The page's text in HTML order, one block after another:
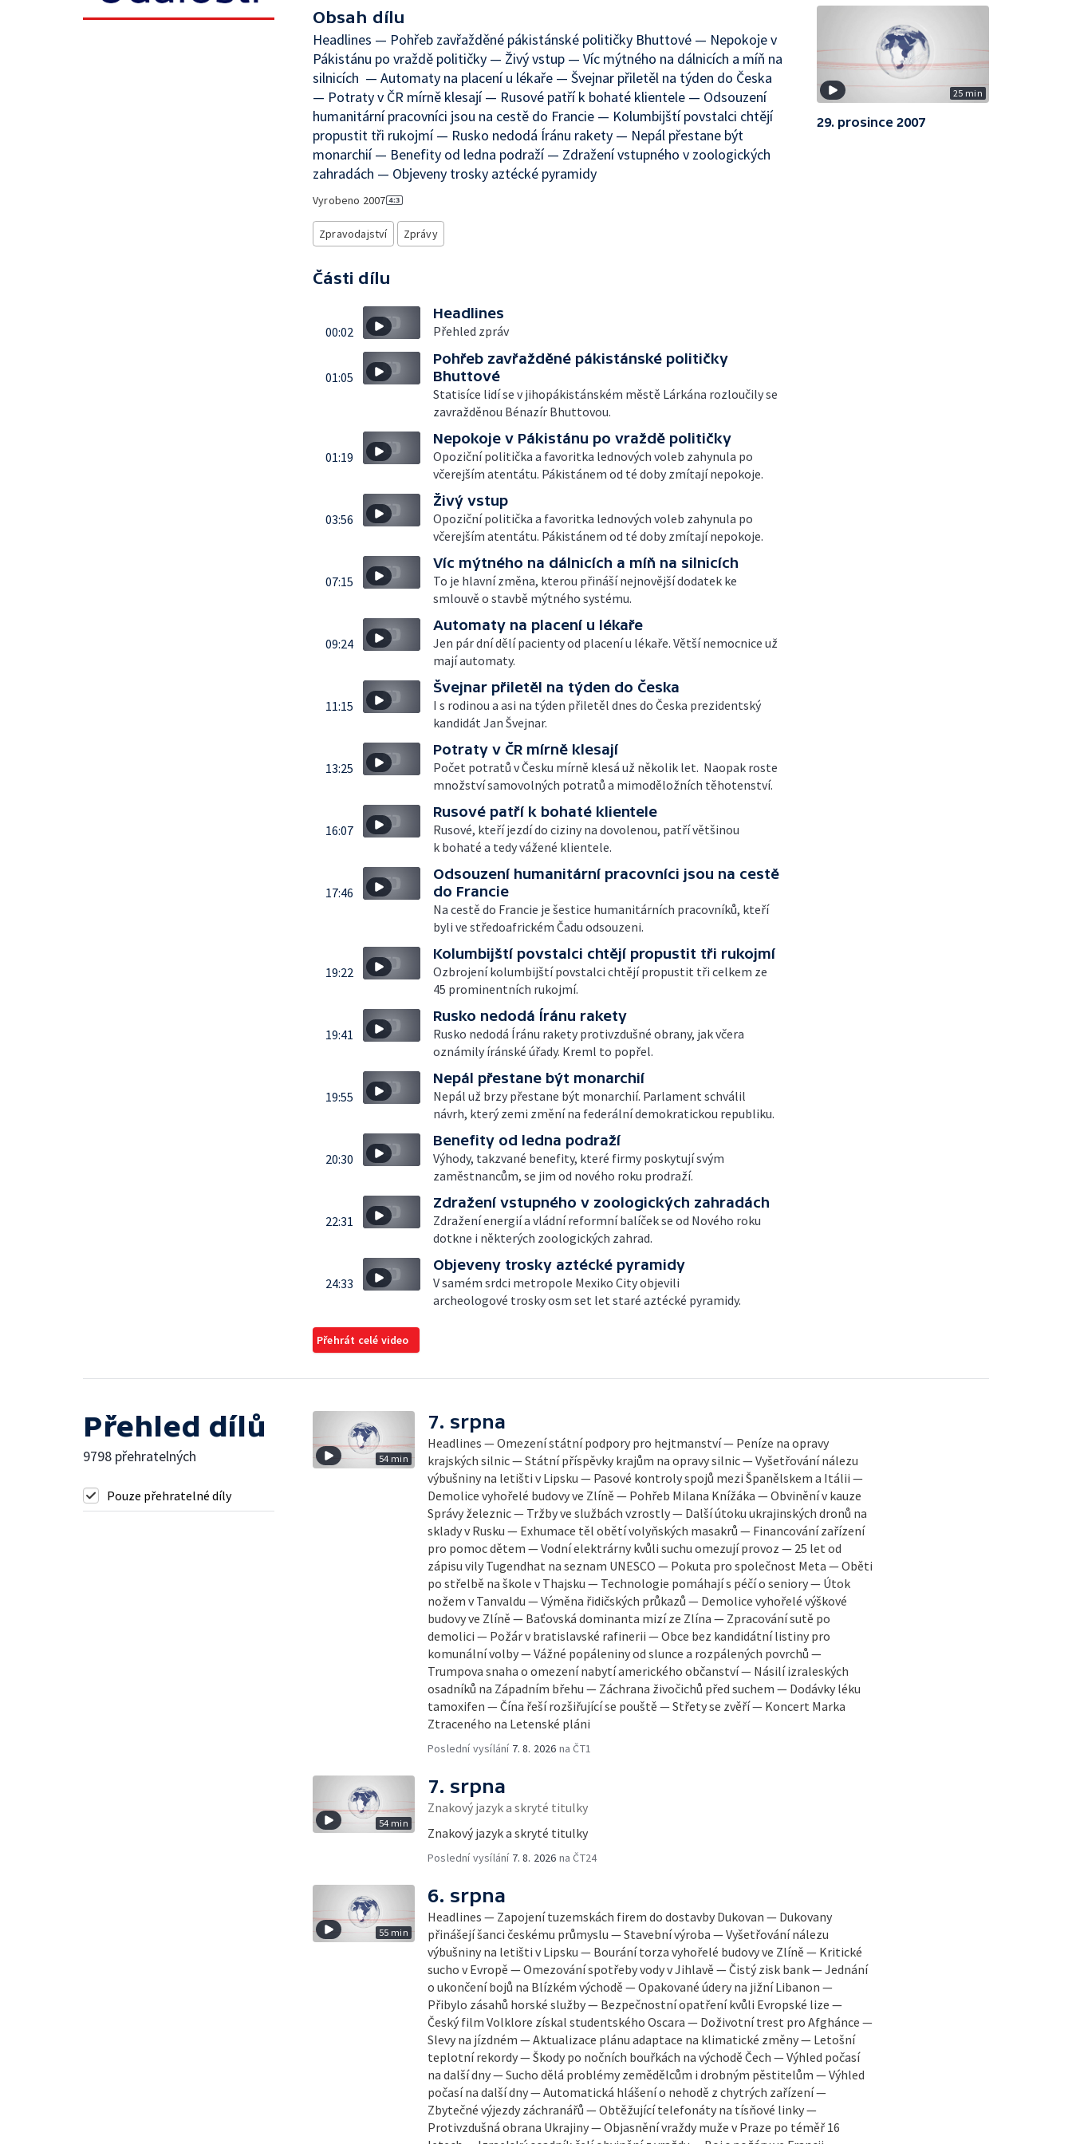
Obsah dílu
Headlines — Pohřeb zavřažděné pákistánské političky Bhuttové — Nepokoje v
Pákistánu po vraždě političky — Živý vstup — Víc mýtného na dálnicích a míň na
silnicích — Automaty na placení u lékaře — Švejnar přiletěl na týden do Česka
— Potraty v ČR mírně klesají — Rusové patří k bohaté klientele — Odsouzení
humanitární pracovníci jsou na cestě do Francie — Kolumbijští povstalci chtějí
propustit tři rukojmí — Rusko nedodá Íránu rakety — Nepál přestane být
monarchií — Benefity od ledna podraží — Zdražení vstupného v zoologických
zahradách — Objeveny trosky aztécké pyramidy
Vyrobeno 2007
Zpravodajství Zprávy
Části dílu
00:02
Headlines
Přehled zpráv
01:05
Pohřeb zavřažděné pákistánské političky
Bhuttové
Statisíce lidí se v jihopákistánském městě Lárkána rozloučily se
zavražděnou Bénazír Bhuttovou.
01:19
Nepokoje v Pákistánu po vraždě političky
Opoziční politička a favoritka lednových voleb zahynula po
včerejším atentátu. Pákistánem od té doby zmítají nepokoje.
03:56
Živý vstup
Opoziční politička a favoritka lednových voleb zahynula po
včerejším atentátu. Pákistánem od té doby zmítají nepokoje.
07:15
Víc mýtného na dálnicích a míň na silnicích
To je hlavní změna, kterou přináší nejnovější dodatek ke
smlouvě o stavbě mýtného systému.
09:24
Automaty na placení u lékaře
Jen pár dní dělí pacienty od placení u lékaře. Větší nemocnice už
mají automaty.
11:15
Švejnar přiletěl na týden do Česka
I s rodinou a asi na týden přiletěl dnes do Česka prezidentský
kandidát Jan Švejnar.
13:25
Potraty v ČR mírně klesají
Počet potratů v Česku mírně klesá už několik let. Naopak roste
množství samovolných potratů a mimoděložních těhotenství.
16:07
Rusové patří k bohaté klientele
Rusové, kteří jezdí do ciziny na dovolenou, patří většinou
k bohaté a tedy vážené klientele.
17:46
Odsouzení humanitární pracovníci jsou na cestě
do Francie
Na cestě do Francie je šestice humanitárních pracovníků, kteří
byli ve středoafrickém Čadu odsouzeni.
19:22
Kolumbijští povstalci chtějí propustit tři rukojmí
Ozbrojení kolumbijští povstalci chtějí propustit tři celkem ze
45 prominentních rukojmí.
19:41
Rusko nedodá Íránu rakety
Rusko nedodá Íránu rakety protivzdušné obrany, jak včera
oznámily íránské úřady. Kreml to popřel.
19:55
Nepál přestane být monarchií
Nepál už brzy přestane být monarchií. Parlament schválil
návrh, který zemi změní na federální demokratickou republiku.
20:30
Benefity od ledna podraží
Výhody, takzvané benefity, které firmy poskytují svým
zaměstnancům, se jim od nového roku prodraží.
22:31
Zdražení vstupného v zoologických zahradách
Zdražení energií a vládní reformní balíček se od Nového roku
dotkne i některých zoologických zahrad.
24:33
Objeveny trosky aztécké pyramidy
V samém srdci metropole Mexiko City objevili
archeologové trosky osm set let staré aztécké pyramidy.
Přehrát celé video
25 min
29. prosince 2007
Přehled dílů
9798 přehratelných
Pouze přehratelné díly
54 min
7. srpna
Headlines — Omezení státní podpory pro hejtmanství — Peníze na opravy
krajských silnic — Státní příspěvky krajům na opravy silnic — Vyšetřování nálezu
výbušniny na letišti v Lipsku — Pasové kontroly spojů mezi Španělskem a Itálii —
Demolice vyhořelé budovy ve Zlíně — Pohřeb Milana Knížáka — Obvinění v kauze
Správy železnic — Tržby ve službách vzrostly — Další útoku ukrajinských dronů na
sklady v Rusku — Exhumace těl obětí volyňských masakrů — Financování zařízení
pro pomoc dětem — Vodní elektrárny kvůli suchu omezují provoz — 25 let od
zápisu vily Tugendhat na seznam UNESCO — Pokuta pro společnost Meta — Oběti
po střelbě na škole v Thajsku — Technologie pomáhají s péčí o seniory — Útok
nožem v Tanvaldu — Výměna řidičských průkazů — Demolice vyhořelé výškové
budovy ve Zlíně — Baťovská dominanta mizí ze Zlína — Zpracování sutě po
demolici — Požár v bratislavské rafinerii — Obce bez kandidátní listiny pro
komunální volby — Vážné popáleniny od slunce a rozpálených povrchů —
Trumpova snaha o omezení nabytí amerického občanství — Násilí izraleských
osadníků na Západním břehu — Záchrana živočichů před suchem — Dodávky léku
tamoxifen — Čína řeší rozšiřující se pouště — Střety se zvěří — Koncert Marka
Ztraceného na Letenské pláni
Poslední vysílání 7. 8. 2026 na ČT1
54 min
7. srpna
Znakový jazyk a skryté titulky
Znakový jazyk a skryté titulky
Poslední vysílání 7. 8. 2026 na ČT24
55 min
6. srpna
Headlines — Zapojení tuzemskách firem do dostavby Dukovan — Dukovany
přinášejí šanci českému průmyslu — Stavební výroba — Vyšetřování nálezu
výbušniny na letišti v Lipsku — Bourání torza vyhořelé budovy ve Zlíně — Kritické
sucho v Evropě — Omezování spotřeby vody v Jihlavě — Čistý zisk bank — Jednání
o ukončení bojů na Blízkém východě — Opakované údery na jižní Libanon —
Přibylo zásahů horské služby — Bezpečnostní opatření kvůli Evropské lize —
Český film Volklore získal studentského Oscara — Doživotní trest pro Afghánce —
Slevy na jízdném — Aktualizace plánu adaptace na klimatické změny — Letošní
teplotní rekordy — Škody po nočních bouřkách na východě Čech — Výhled počasí
na další dny — Sucho dělá problémy zemědělcům i drobným pěstitelům — Výhled
počasí na další dny — Automatická hlášení o nehodě z chytrých zařízení —
Zbytečné výjezdy záchranářů — Obtěžující telefonáty na tísňové linky —
Protivzdušná obrana Ukrajiny — Objasnění vraždy muže v Praze po téměř 16